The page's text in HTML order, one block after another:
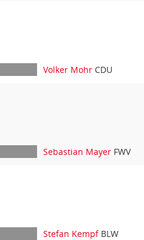
Volker Mohr CDU
Sebastian Mayer FWV
Stefan KempfBLW